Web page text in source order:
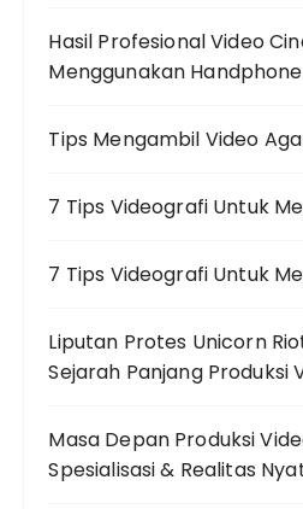
Hasil Profesional Video
Menggunakan Handphone
Tips Mengambil Video
7 Tips Videografi Untuk
7 Tips Videografi Untuk
Liputan Protes Unicorn
Sejarah Panjang Produksi
Masa Depan Produksi
Spesialisasi & Realitas